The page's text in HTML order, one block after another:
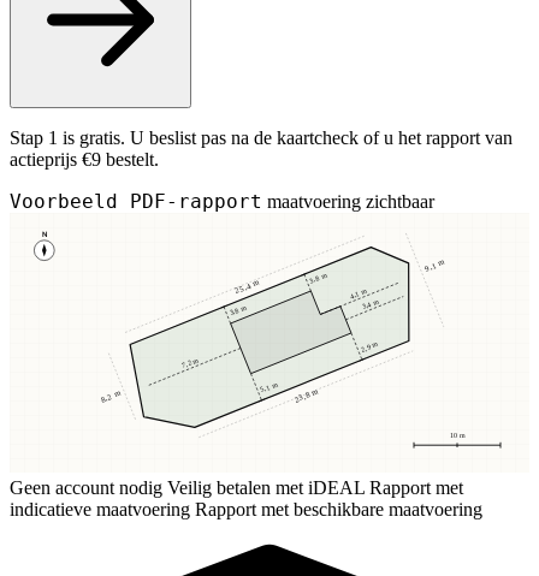
Stap 1 is gratis. U beslist pas na de kaartcheck of u het rapport van
actieprijs €9 bestelt.
Voorbeeld PDF-rapport maatvoering zichtbaar
N
10 m
3,8 m
3,8 m
5,1 m
2,9 m
7,2 m
3,4 m
4,1 m
25,4 m
23,8 m
8,2 m
9,1 m
Geen account nodig Veilig betalen met iDEAL Rapport met
indicatieve maatvoering Rapport met beschikbare maatvoering